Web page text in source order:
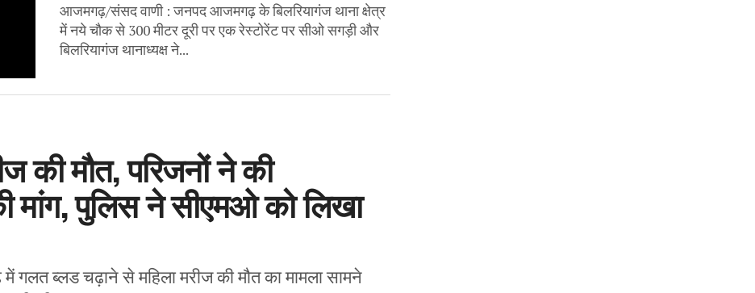
आजमगढ़/संसद वाणी : जनपद आजमगढ़ के बिलरियागंज थाना क्षेत्र
में नये चौक से 300 मीटर दूरी पर एक रेस्टोरेंट पर सीओ सगड़ी और
बिलरियागंज थानाध्यक्ष ने...
की मौत, परिजनों ने की
मांग, पुलिस ने सीएमओ को लिखा
ब्लड चढ़ाने से महिला मरीज की मौत का मामला सामने